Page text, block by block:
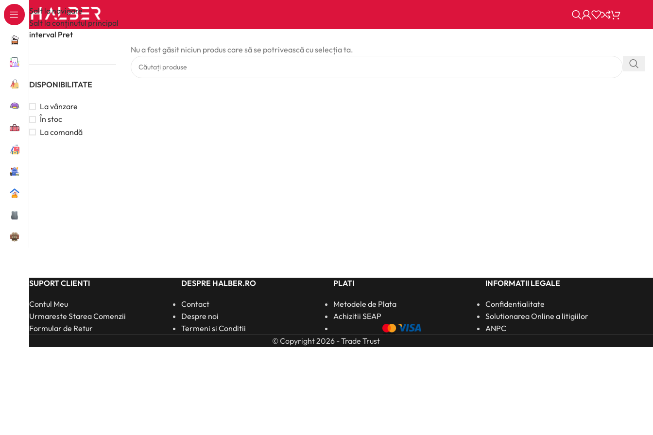
Salt la navigare
Salt la conținutul principal
interval Pret
DISPONIBILITATE
La vânzare
În stoc
La comandă
Nu a fost găsit niciun produs care să se potrivească cu selecția ta.
SUPORT CLIENTI
Contul Meu
Urmareste Starea Comenzii
Formular de Retur
DESPRE HALBER.RO
Contact
Despre noi
Termeni si Conditii
PLATI
Metodele de Plata
Achizitii SEAP
INFORMATII LEGALE
Confidentialitate
Solutionarea Online a litigiilor
ANPC
© Copyright 2026 - Trade Trust